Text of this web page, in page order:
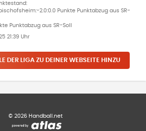
2.0:0.0 Punkte Punktabzug aus SR-
Punktabzug aus SR-Soll
21:39 Uhr
DER LIGA ZU DEINER WEBSEITE HINZU
© 2026 Handball.net